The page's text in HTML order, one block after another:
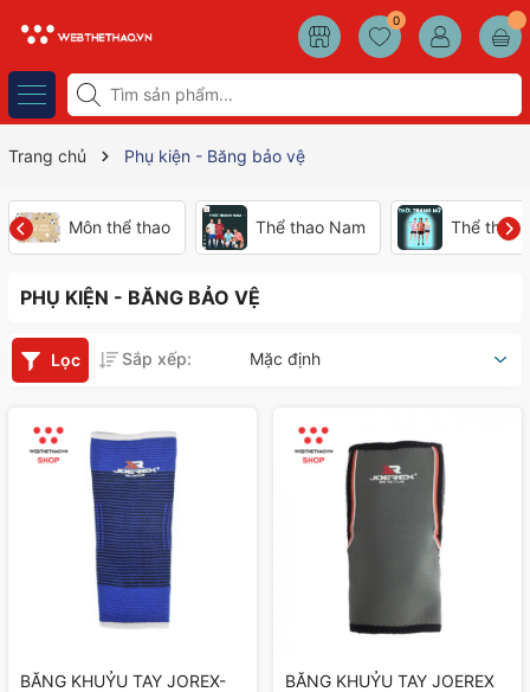
0
Trang chủ Phụ kiện - Băng bảo vệ
Môn thể thao Thể thao Nam Thể thao
PHỤ KIỆN - BĂNG BẢO VỆ
Lọc Sắp xếp: Mặc định
BĂNG KHUỶU TAY JOREX-
BĂNG KHUỶU TAY JOEREX